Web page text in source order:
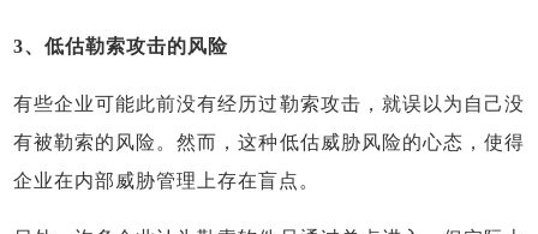
3、低估勒索攻击的风险
有些企业可能此前没有经历过勒索攻击，就误以为自己没
有被勒索的风险。然而，这种低估威胁风险的心态，使得
企业在内部威胁管理上存在盲点。